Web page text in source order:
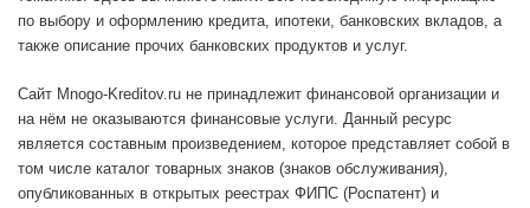
по выбору и оформлению кредита, ипотеки, банковских вкладов, а
также описание прочих банковских продуктов и услуг.
Сайт Mnogo-Kreditov.ru не принадлежит финансовой организации и
на нём не оказываются финансовые услуги. Данный ресурс
является составным произведением, которое представляет собой в
том числе каталог товарных знаков (знаков обслуживания),
опубликованных в открытых реестрах ФИПС (Роспатент) и